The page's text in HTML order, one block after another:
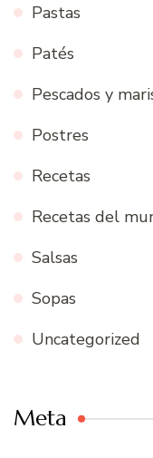
Pastas
Patés
Pescados y
Postres
Recetas
Recetas del
Salsas
Sopas
Uncategorized
Meta